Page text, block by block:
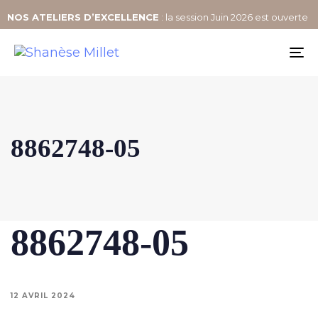
NOS ATELIERS D’EXCELLENCE : la session Juin 2026 est ouverte
8862748-05
8862748-05
12 AVRIL 2024